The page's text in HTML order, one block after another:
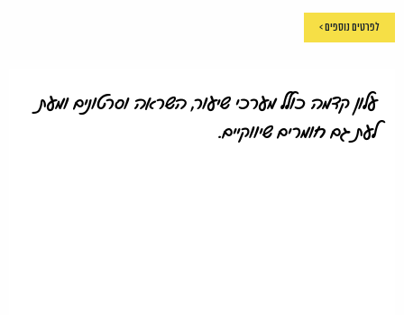
לפרטים נוספים >
עלון קדמה כולל מערכי שיעור, השראה וסרטונים ומעת
לעת גם חומרים שיווקיים.